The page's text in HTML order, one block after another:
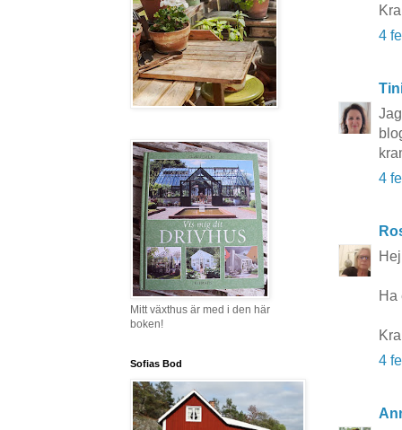
4
4
Ha
4
Mitt växthus är med i den här
boken!
Sofias Bod